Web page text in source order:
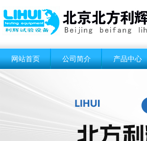
网站首页 公司简介 产品中心